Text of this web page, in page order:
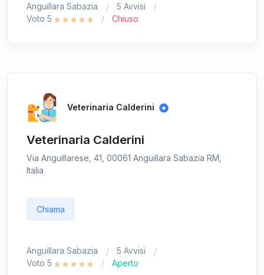
Anguillara Sabazia
5 Avvisi
Voto 5
Chiuso
Veterinaria Calderini
Veterinaria Calderini
Via Anguillarese, 41, 00061 Anguillara Sabazia RM,
Italia
Chiama
Anguillara Sabazia
5 Avvisi
Voto 5
Aperto